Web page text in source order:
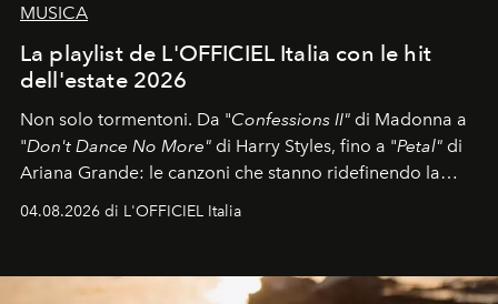
MUSICA
La playlist de L'OFFICIEL Italia con le hit
dell'estate 2026
Non solo tormentoni. Da "Confessions II" di Madonna a
"Don't Dance No More" di Harry Styles, fino a "Petal" di
Ariana Grande: le canzoni che stanno ridefinendo la
04.08.2026 di L'OFFICIEL Italia